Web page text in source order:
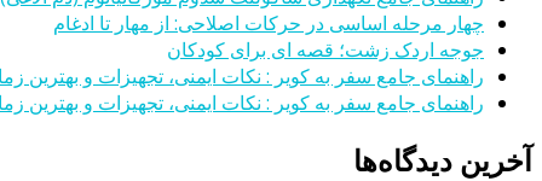
چهار مرحله اساسی در حرکات اصلاحی: از مهار تا ادغام
جوجه اردک زشت؛ قصه ای برای کودکان
راهنمای جامع سفر به کویر : نکات ایمنی، تجهیزات و بهترین
راهنمای جامع سفر به کویر : نکات ایمنی، تجهیزات و بهترین
آخرین دیدگاه‌ها